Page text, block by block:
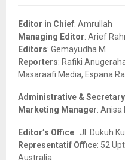
o
r
:
Editor in Chief: Amrullah
Managing Editor: Arief
Editors: Gemayudha M
Reporters: Rafiki
Masaraafi Media, Espana
Administrative & Secretary
Marketing Manager: Anisa
Editor’s Office : Jl. Dukuh
Representatif Office: 52
Australia